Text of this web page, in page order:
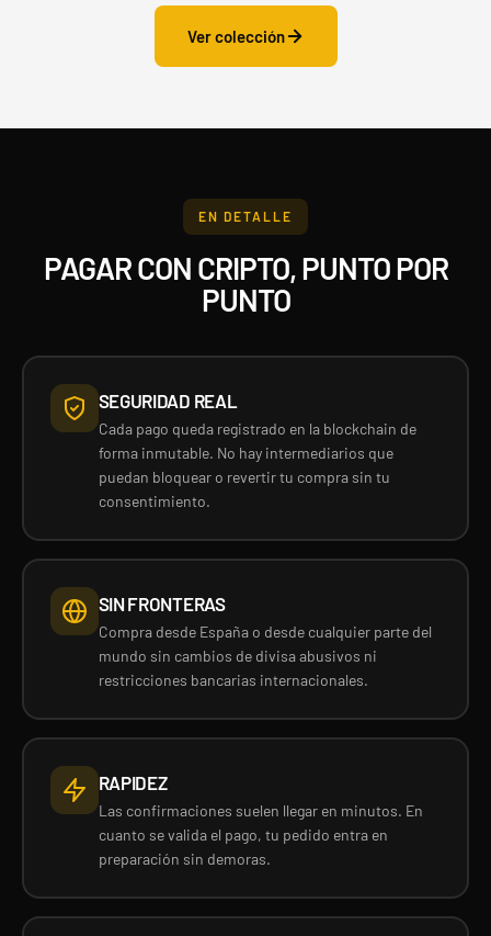
Ver colección
EN DETALLE
PAGAR CON CRIPTO, PUNTO POR
PUNTO
SEGURIDAD REAL
Cada pago queda registrado en la blockchain de
forma inmutable. No hay intermediarios que
puedan bloquear o revertir tu compra sin tu
consentimiento.
SIN FRONTERAS
Compra desde España o desde cualquier parte del
mundo sin cambios de divisa abusivos ni
restricciones bancarias internacionales.
RAPIDEZ
Las confirmaciones suelen llegar en minutos. En
cuanto se valida el pago, tu pedido entra en
preparación sin demoras.